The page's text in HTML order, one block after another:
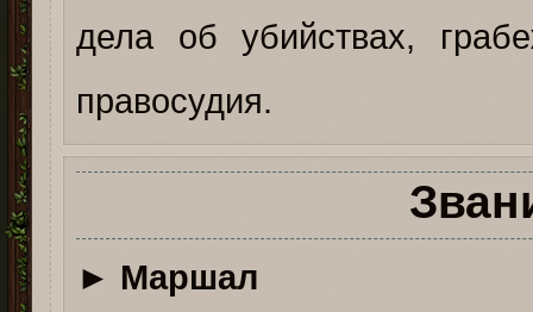
дела об убийствах,
правосудия.
► Маршал